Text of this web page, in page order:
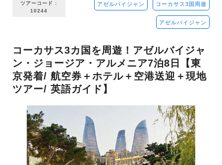
ツアーコード :
10244
アゼルバイジャン コーカサス3国周遊
アゼルバイジャン
コーカサス3カ国を周遊！アゼルバイジャ
ン・ジョージア・アルメニア7泊8日【東
京発着/ 航空券＋ホテル＋空港送迎＋現地
ツアー/ 英語ガイド】